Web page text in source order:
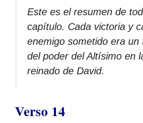
Este es el resumen de
capítulo. Cada victoria y
enemigo sometido era un
del poder del Altísimo en
reinado de David.
Verso 14